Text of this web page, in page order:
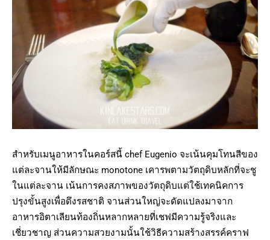
สำหรับเมนูอาหารในคอร์สนี้ chef Eugenio จะเน้นคุมโทนสีของ
แต่ละจานให้มีลักษณะ monotone เคารพตามวัตถุดิบหลักที่จะชู
ในแต่ละจาน เน้นการคงสภาพของวัตถุดิบแต่ใช้เทคนิคการ
ปรุงขั้นสูงเพื่อดึงรสชาติ จานส่วนใหญ่จะดัดแปลงมาจาก
อาหารอิตาเลียนท้องถิ่นหลากหลายที่เชฟมีความรู้จริงและ
เชี่ยวชาญ ส่วนความสวยงามนั้นใช้วิธีความสร้างสรรค์คราฟ